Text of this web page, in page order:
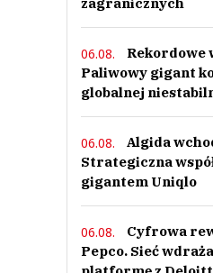
06.08.
Rekordowe
Paliwowy gigant
globalnej
06.08.
Algida
Strategiczna
gigantem Uniqlo
06.08.
Cyfrowa
Pepco. Sieć